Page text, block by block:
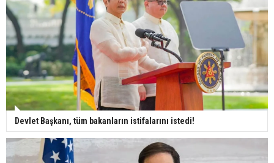
Devlet Başkanı, tüm bakanların istifalarını istedi!